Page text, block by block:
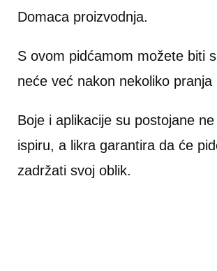
Domaca proizvodnja.
S ovom pidćamom možete biti
neće već nakon nekoliko pranja
Boje i aplikacije su postojane
ispiru, a likra garantira da će
zadržati svoj oblik.